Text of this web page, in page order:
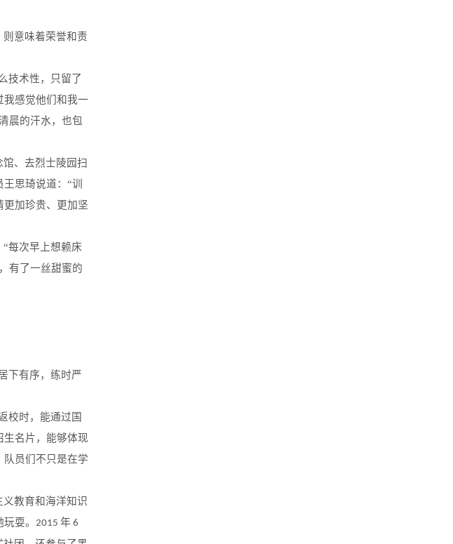
意味着荣誉和责
技术性，只留了
感觉他们和我一
晨的汗水，也包
、去烈士陵园扫
思琦说道：“训
加珍贵、更加坚
每次早上想赖床
有了一丝甜蜜的
下有序，练时严
校时，能通过国
名片，能够体现
员们不只是在学
教育和海洋知识
耍。 2015 年 6